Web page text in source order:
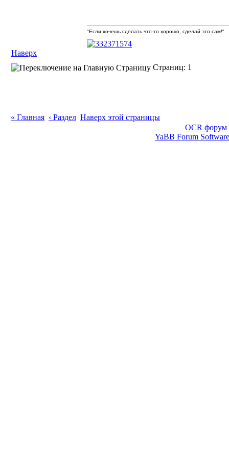
Наверх
"Если хочешь сделать что-то хорошо, сделай это сам!"
Страниц: 1
« Главная ‹ Раздел Наверх этой страницы
OCR форум
YaBB Forum Software